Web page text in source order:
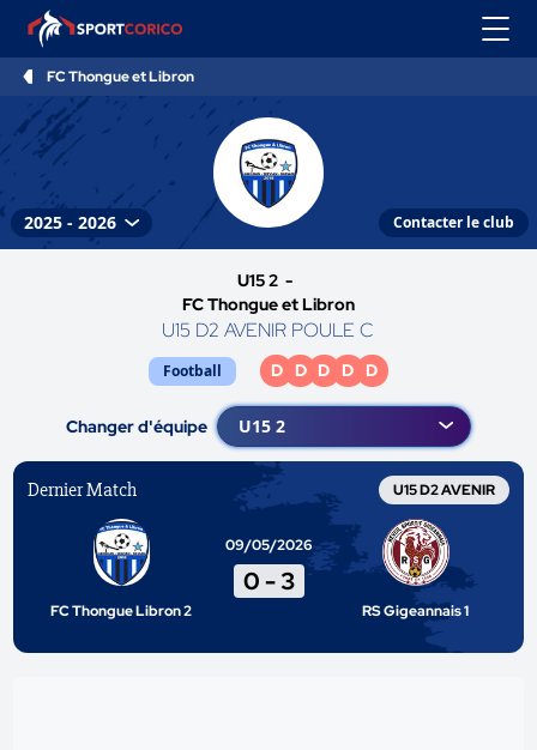
FC Thongue et Libron
Contacter le club
U15 2 -
FC Thongue et Libron
U15 D2 AVENIR POULE C
Football D D D D D
Changer d'équipe
Dernier Match U15 D2 AVENIR
FC Thongue Libron 2
09/05/2026
0- 3
RS Gigeannais 1